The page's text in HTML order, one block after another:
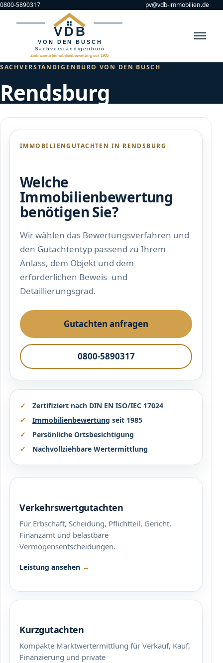
Zum Inhalt springen
0800-5890317 pv@vdb-immobilien.de
SACHVERSTÄNDIGENBÜRO VON DEN BUSCH
Rendsburg
IMMOBILIENGUTACHTEN IN RENDSBURG
Welche
Immobilienbewertung
benötigen Sie?
Wir wählen das Bewertungsverfahren und
den Gutachtentyp passend zu Ihrem
Anlass, dem Objekt und dem
erforderlichen Beweis- und
Detaillierungsgrad.
Gutachten anfragen
0800-5890317
Zertifiziert nach DIN EN ISO/IEC 17024
Immobilienbewertung seit 1985
Persönliche Ortsbesichtigung
Nachvollziehbare Wertermittlung
Verkehrswertgutachten
Für Erbschaft, Scheidung, Pflichtteil, Gericht,
Finanzamt und belastbare
Vermögensentscheidungen.
Leistung ansehen
Kurzgutachten
Kompakte Marktwertermittlung für Verkauf, Kauf,
Finanzierung und private